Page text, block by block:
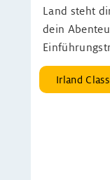
Land steht
dein
Irland